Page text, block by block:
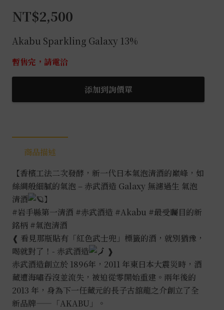
NT$2,500
Akabu Sparkling Galaxy 13%
暫售完，請電洽
添加到詢價單
商品描述
【香檳工法二次發酵，新一代日本氣泡清酒的巔峰，如
絲綢般細膩的氣泡 – 赤武酒造 Galaxy 無濾過生 氣泡
清酒
】
#岩手縣第一清酒 #赤武酒造 #Akabu #最受矚目的新
銘柄 #氣泡清酒
❰ 看見那瓶貼有「紅色武士兜」標籤的酒，就別猶豫，
喝就對了！- 赤武酒造
❱
赤武酒造創立於 1896年，2011 年東日本大震災時，酒
藏遭海嘯吞沒並流失，被迫從零開始重建。兩年後的
2013 年，身為下一任藏元的長子古舘龍之介創立了全
新品牌——「AKABU」。